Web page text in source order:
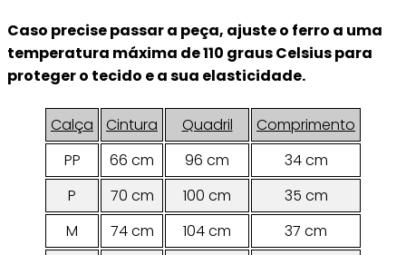
Caso precise passar a peça, ajuste o ferro a uma
temperatura máxima de 110 graus Celsius para
proteger o tecido e a sua elasticidade.
Calça Cintura Quadril
Comprimento
PP
66 cm 96 cm
34 cm
P
70 cm 100 cm
35 cm
M
74 cm 104 cm
37 cm